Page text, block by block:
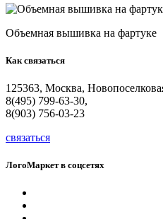
Объемная вышивка на фартуке
Как связаться
125363, Москва,
8(495) 799-63-30,
8(903) 756-03-23
связаться
ЛогоМаркет в соцсетях